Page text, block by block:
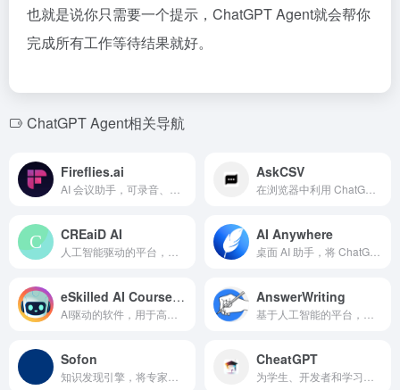
也就是说你只需要一个提示，ChatGPT Agent就会帮你
完成所有工作等待结果就好。
ChatGPT Agent相关导航
Fireflies.ai AskCSV
CREaiD AI AI Anywhere
eSkilled AI Course Creator AI AnswerWriting
Sofon CheatGPT